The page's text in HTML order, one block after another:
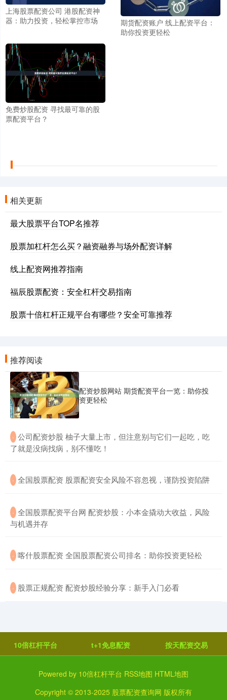
上海股票配资公司 港股配资神
器：助力投资，轻松掌控市场
期货配资账户 线上配资平台：
助你投资更轻松
免费炒股配资 寻找最可靠的股
票配资平台？
相关更新
最大股票平台TOP名推荐
股票加杠杆怎么买？融资融券与场外配资详解
线上配资网推荐指南
福辰股票配资：安全杠杆交易指南
股票十倍杠杆正规平台有哪些？安全可靠推荐
推荐阅读
配资炒股网站 期货配资平台一览：助你投
资更轻松
· ​公司配资炒股 柚子大量上市，但注意别与它们一起吃，吃
了就是没病找病，别不懂吃！
· ​全国股票配资 股票配资安全风险不容忽视，谨防投资陷阱
· ​全国股票配资平台网 配资炒股：小本金撬动大收益，风险
与机遇并存
· ​喀什股票配资 全国股票配资公司排名：助你投资更轻松
· ​股票正规配资 配资炒股经验分享：新手入门必看
10倍杠杆平台 t+1免息配资 按天配资交易
Powered by 10倍杠杆平台 RSS地图 HTML地图
Copyright © 2013-2025 股票配资查询网 版权所有